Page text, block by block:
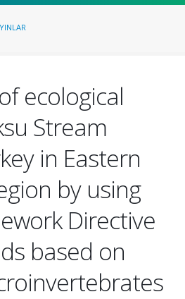
ecological
Stream
in Eastern
by using
Directive
based on